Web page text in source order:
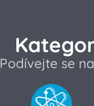
Podívejte se